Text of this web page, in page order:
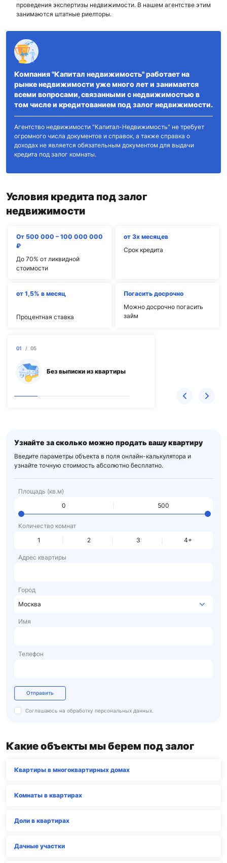
проведения экспертизы недвижимости. В нашем агентстве этим
занимаются штатные риелторы.
Компания "Капитал недвижимость" работает на
рынке недвижимости уже много лет и занимается
всеми вопросами, связанными с недвижимостью в
том числе и кредитованием под залог недвижимости.
Агентство недвижимости "Капитал-Недвижимость" не требует
огромного числа документов и справок, а также справка о
доходах не является обязательным документом для выдачи
кредита под залог комнаты.
Условия кредита под залог
недвижимости
От 500 000 – 100 000 000
₽
До 70% от ликвидной
стоимости
от 3х месяцев
Срок кредита
от 1,5% в месяц
Процентная ставка
Погасить досрочно
Можно досрочно погасить
займ
01 / 05
Без выписки из квартиры
Узнайте за сколько можнопродать вашу квартиру
Введите параметры объекта в поля онлайн-калькулятора и
узнайте точную стоимость абсолютно бесплатно.
Площадь (кв.м)
Количество комнат
1
2 3 4+
Адрес квартиры
Город
Москва
Имя
Телефон
Отправить
Соглашаюсь на обработку персональных данных.
Какие объекты мы берем под залог
Квартиры в многоквартирных домах
Комнаты в квартирах
Доли в квартирах
Дачные участки